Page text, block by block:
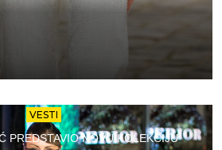
VESTI
PREDSTAVIO NOVU KOLEKCIJU